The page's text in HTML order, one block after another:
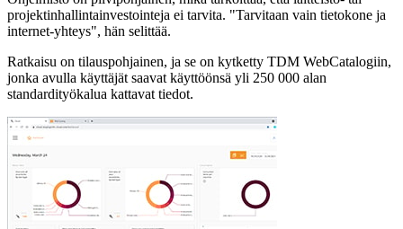
projektinhallintainvestointeja ei tarvita. "Tarvitaan vain tietokone ja
internet-yhteys", hän selittää.
Ratkaisu on tilauspohjainen, ja se on kytketty TDM WebCatalogiin,
jonka avulla käyttäjät saavat käyttöönsä yli 250 000 alan
standardityökalua kattavat tiedot.